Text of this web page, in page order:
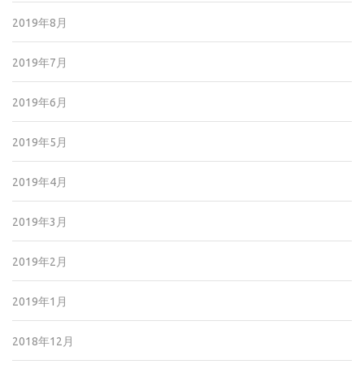
2019年8月
2019年7月
2019年6月
2019年5月
2019年4月
2019年3月
2019年2月
2019年1月
2018年12月